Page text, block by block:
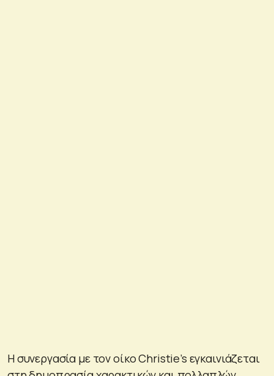
Η συνεργασία με τον οίκο Christie’s εγκαινιάζεται